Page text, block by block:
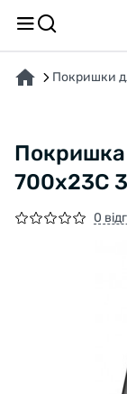
Покришки
Покришка
700x23C
0
ПРО ТОВАР